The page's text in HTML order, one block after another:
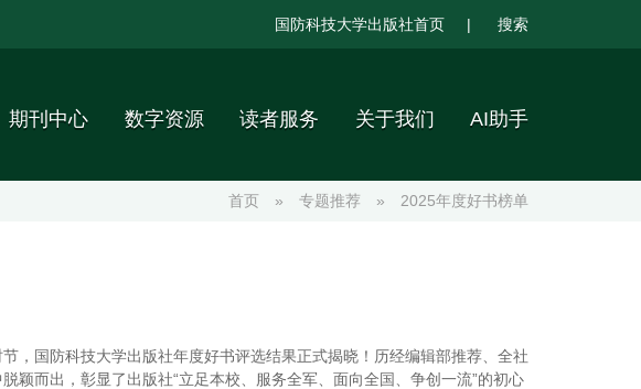
国防科技大学出版社首页 | 搜索
期刊中心 数字资源 读者服务 关于我们 AI助手
首页 » 专题推荐 » 2025年度好书榜单
，国防科技大学出版社年度好书评选结果正式揭晓！历经编辑部推荐、全社
颖而出，彰显了出版社“立足本校、服务全军、面向全国、争创一流”的初心